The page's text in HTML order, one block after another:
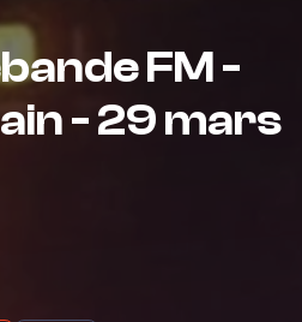
FM -
- 29 mars